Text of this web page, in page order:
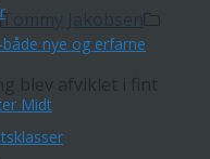
nye og erfarne
Midt
Tommy Jakobsen
blev afviklet i fint